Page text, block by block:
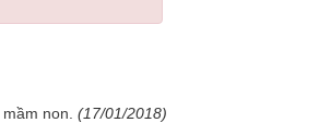
non. (17/01/2018)